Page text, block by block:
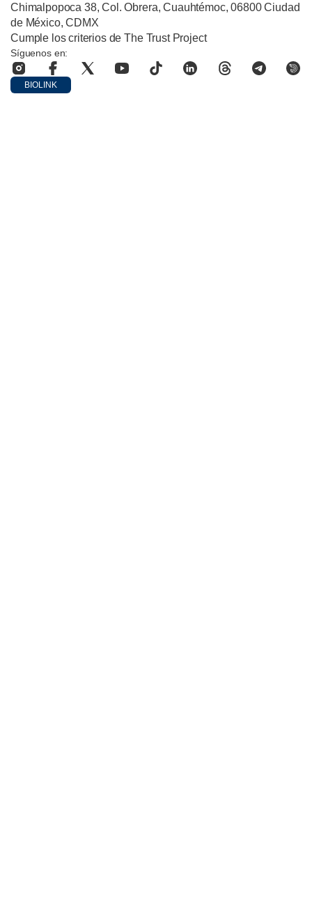
Chimalpopoca 38, Col. Obrera, Cuauhtémoc, 06800 Ciudad
de México, CDMX
Cumple los criterios de The Trust Project
Síguenos en:
BIOLINK